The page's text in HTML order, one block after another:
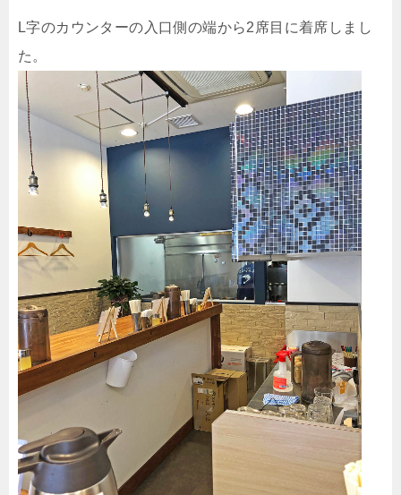
L字のカウンターの入口側の端から2席目に着席しまし
た。